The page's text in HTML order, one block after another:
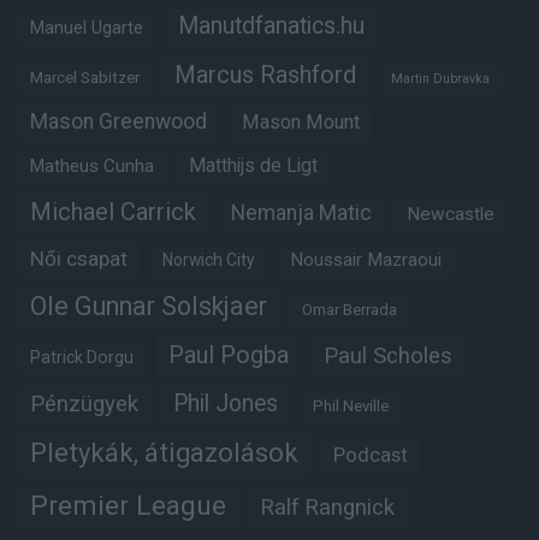
Manuel Ugarte Manutdfanatics.hu
Marcel Sabitzer Marcus Rashford Martin Dubravka
Mason Greenwood Mason Mount
Matheus Cunha Matthijs de Ligt
Michael Carrick Nemanja Matic Newcastle
Női csapat Norwich City Noussair Mazraoui
Ole Gunnar Solskjaer Omar Berrada
Patrick Dorgu Paul Pogba Paul Scholes
Pénzügyek Phil Jones Phil Neville
Pletykák, átigazolások Podcast
Premier League Ralf Rangnick